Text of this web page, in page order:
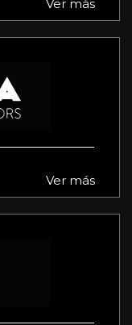
Ver más
Ver más